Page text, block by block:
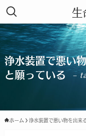
生
浄水装置で悪い
と願っている
–
ホーム 浄水装置で悪い物を出来